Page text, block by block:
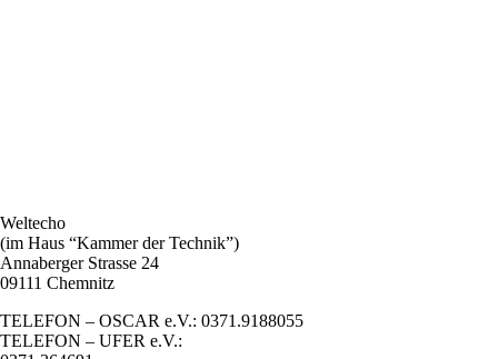
Weltecho
(im Haus “Kammer der Technik”)
Annaberger Strasse 24
09111 Chemnitz
TELEFON – OSCAR e.V.: 0371.9188055
TELEFON – UFER e.V.: